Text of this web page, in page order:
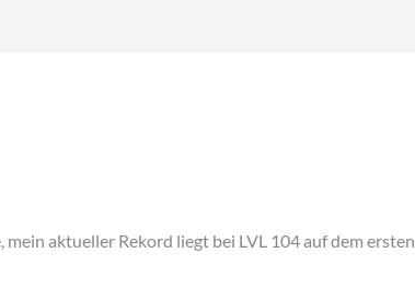
aktueller Rekord liegt bei LVL 104 auf dem ersten